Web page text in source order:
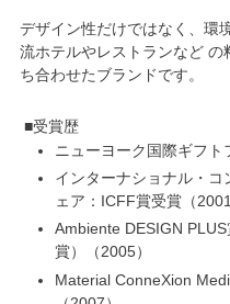
デザイン性だけではなく、 環
流ホテルやレストランなど
ち合わせたブランドです。
受賞歴
ニューヨーク国際ギフ
インターナショナル・コ
ェア：ICFF賞受賞
2001
Ambiente DESIGN
賞）
2005
Material ConneXion